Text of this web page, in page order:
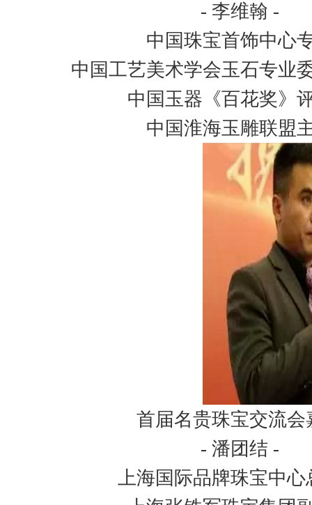
- 李维翰 -
中国珠宝首饰中心
中国工艺美术学会玉石专业
中国玉器《百花奖》
中国淮海玉雕联盟
首届名贵珠宝交流会
- 潘团结 -
上海国际品牌珠宝中心